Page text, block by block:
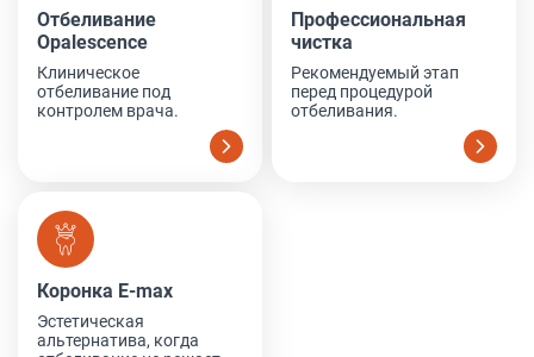
Отбеливание
Opalescence
Клиническое
отбеливание под
контролем врача.
Профессиональная
чистка
Рекомендуемый этап
перед процедурой
отбеливания.
Коронка E-max
Коронка E-max
Эстетическая
альтернатива, когда